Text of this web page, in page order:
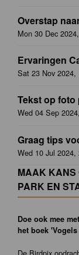
Overstap
Mon 30 Dec
Ervaringen
Sat 23 Nov 2024,
Tekst op foto
Wed 04 Sep
Graag tips
Wed 10 Jul 2024,
MAAK KANS
PARK EN
Doe ook mee
het boek